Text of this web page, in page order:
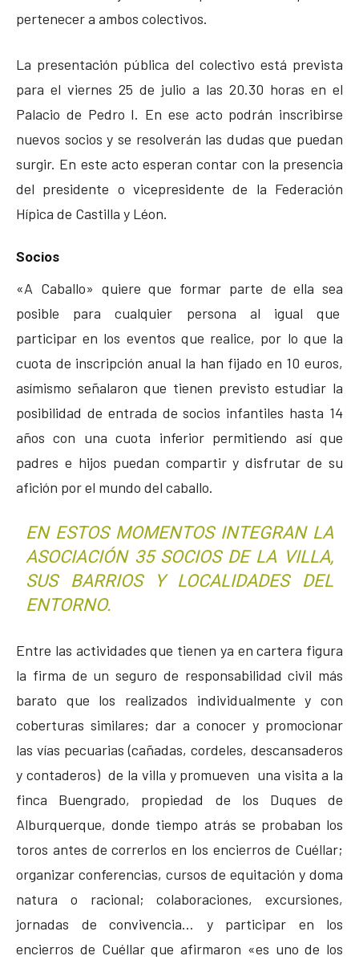
pertenecer a ambos colectivos.
La presentación pública del colectivo está prevista
para el viernes 25 de julio a las 20.30 horas en el
Palacio de Pedro I. En ese acto podrán inscribirse
nuevos socios y se resolverán las dudas que puedan
surgir. En este acto esperan contar con la presencia
del presidente o vicepresidente de la Federación
Hípica de Castilla y Léon.
Socios
«A Caballo» quiere que formar parte de ella sea
posible para cualquier persona al igual que
participar en los eventos que realice, por lo que la
cuota de inscripción anual la han fijado en 10 euros,
asímismo señalaron que tienen previsto estudiar la
posibilidad de entrada de socios infantiles hasta 14
años con una cuota inferior permitiendo así que
padres e hijos puedan compartir y disfrutar de su
afición por el mundo del caballo.
EN ESTOS MOMENTOS INTEGRAN LA
ASOCIACIÓN 35 SOCIOS DE LA VILLA,
SUS BARRIOS Y LOCALIDADES DEL
ENTORNO.
Entre las actividades que tienen ya en cartera figura
la firma de un seguro de responsabilidad civil más
barato que los realizados individualmente y con
coberturas similares; dar a conocer y promocionar
las vías pecuarias (cañadas, cordeles, descansaderos
y contaderos) de la villa y promueven una visita a la
finca Buengrado, propiedad de los Duques de
Alburquerque, donde tiempo atrás se probaban los
toros antes de correrlos en los encierros de Cuéllar;
organizar conferencias, cursos de equitación y doma
natura o racional; colaboraciones, excursiones,
jornadas de convivencia… y participar en los
encierros de Cuéllar que afirmaron «es uno de los